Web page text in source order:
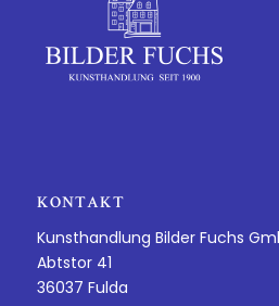
KONTAKT
Kunsthandlung Bilder Fuchs
Abtstor 41
36037 Fulda